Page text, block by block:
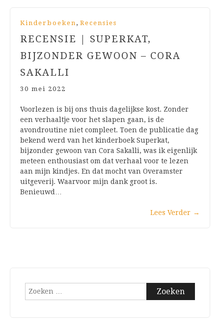
Kinderboeken , Recensies
RECENSIE | SUPERKAT,
BIJZONDER GEWOON – CORA
SAKALLI
30 mei 2022
Voorlezen is bij ons thuis dagelijkse kost. Zonder
een verhaaltje voor het slapen gaan, is de
avondroutine niet compleet. Toen de publicatie dag
bekend werd van het kinderboek Superkat,
bijzonder gewoon van Cora Sakalli, was ik eigenlijk
meteen enthousiast om dat verhaal voor te lezen
aan mijn kindjes. En dat mocht van Overamster
uitgeverij. Waarvoor mijn dank groot is.
Benieuwd…
Lees Verder →
Zoeken